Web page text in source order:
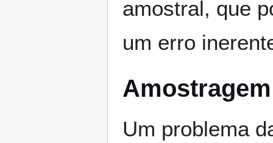
amostral, que
um erro
Um problema